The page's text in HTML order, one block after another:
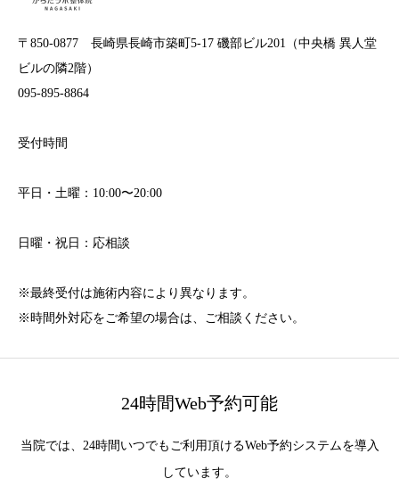
〒850-0877 長崎県長崎市築町5-17 磯部ビル201（中央橋 異人堂
ビルの隣2階）
095-895-8864
受付時間
平日・土曜：10:00〜20:00
日曜・祝日：応相談
※最終受付は施術内容により異なります。
※時間外対応をご希望の場合は、ご相談ください。
24時間Web予約可能
当院では、24時間いつでもご利用頂けるWeb予約システムを導入
しています。